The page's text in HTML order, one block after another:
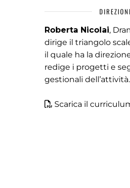
Roberta Nicolai,
dirige il triangolo
il quale ha la
redige i progetti e
gestionali dell’attività.
Scarica il